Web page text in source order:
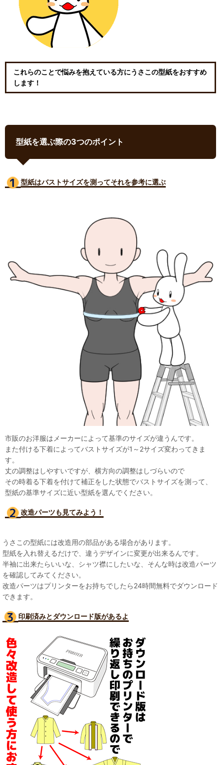
これらのことで悩みを抱えている方にうさこの型紙をおすすめ
します！
型紙を選ぶ際の3つのポイント
型紙はバストサイズを測ってそれを参考に選ぶ
市販のお洋服はメーカーによって基準のサイズが違うんです。
また付ける下着によってバストサイズが1～2サイズ変わってきま
す。
丈の調整はしやすいですが、横方向の調整はしづらいので
その時着る下着を付けて補正をした状態でバストサイズを測って、
型紙の基準サイズに近い型紙を選んでください。
改造パーツも見てみよう！
うさこの型紙には改造用の部品がある場合があります。
型紙を入れ替えるだけで、違うデザインに変更が出来るんです。
半袖に出来たらいいな、シャツ襟にしたいな、そんな時は改造パーツ
を確認してみてください。
改造パーツはプリンターをお持ちでしたら24時間無料でダウンロード
できます。
印刷済みとダウンロード版があるよ